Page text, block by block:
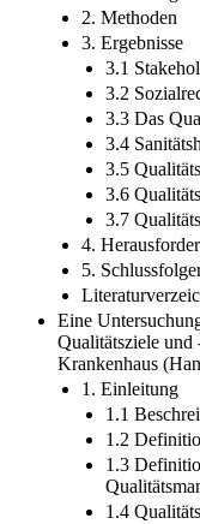
2. Methoden
3. Ergebnisse
3.1
3.2
3.3 Das
3.4
3.5
3.6
3.7
4.
5.
Eine
Qualitätsziele und
Krankenhaus
1. Einleitung
1.1
1.2
1.3
1.4